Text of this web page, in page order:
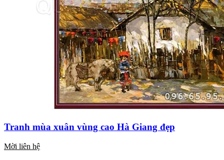
Tranh mùa xuân vùng cao Hà Giang đẹp
Mời liên hệ